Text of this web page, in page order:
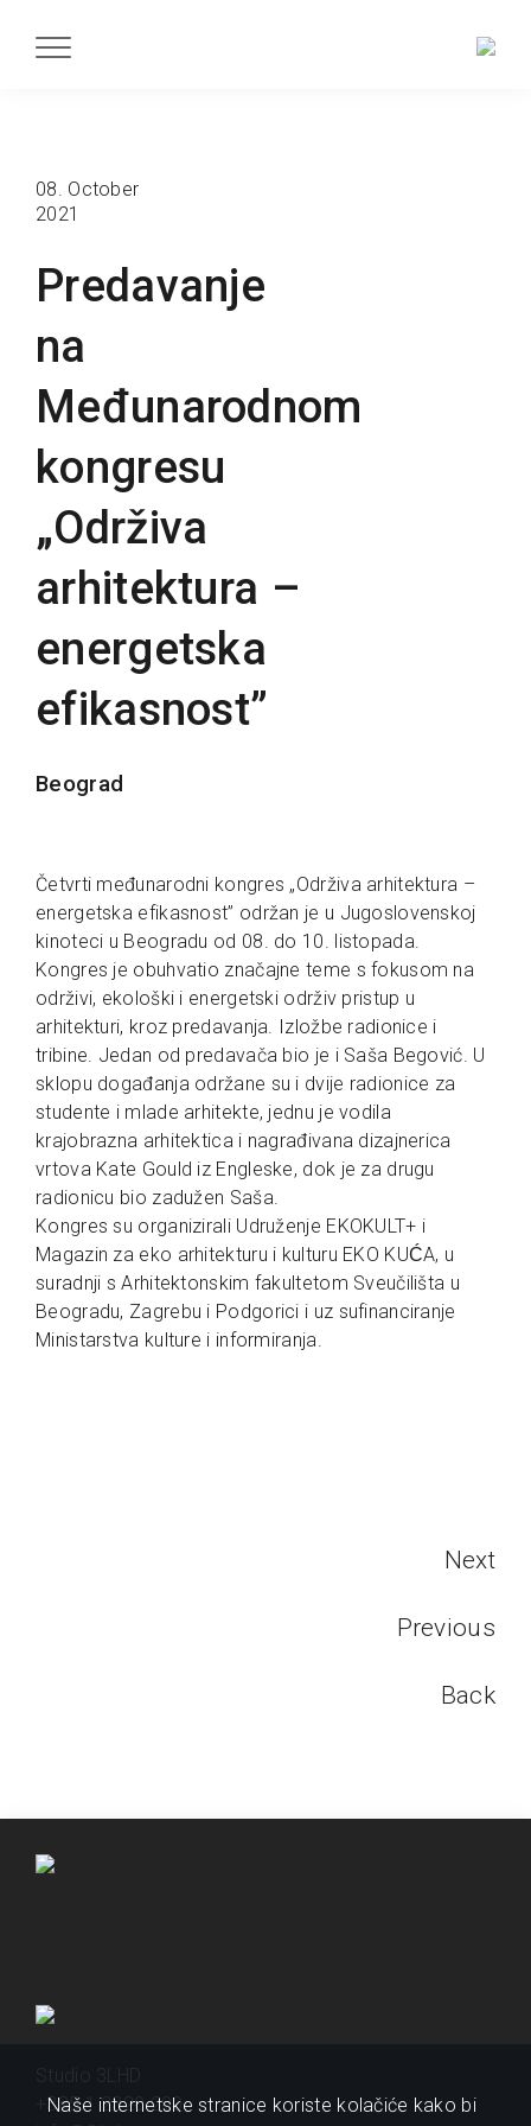
Predavanje
na
Međunarodnom
kongresu
„Održiva
arhitektura –
energetska
efikasnost”
Beograd
08. October
2021
Četvrti međunarodni kongres „Održiva arhitektura –
energetska efikasnost” održan je u Jugoslovenskoj
kinoteci u Beogradu od 08. do 10. listopada.
Kongres je obuhvatio značajne teme s fokusom na
održivi, ekološki i energetski održiv pristup u
arhitekturi, kroz predavanja. Izložbe radionice i
tribine. Jedan od predavača bio je i Saša Begović. U
sklopu događanja održane su i dvije radionice za
studente i mlade arhitekte, jednu je vodila
krajobrazna arhitektica i nagrađivana dizajnerica
vrtova Kate Gould iz Engleske, dok je za drugu
radionicu bio zadužen Saša.
Kongres su organizirali Udruženje EKOKULT+ i
Magazin za eko arhitekturu i kulturu EKO KUĆA, u
suradnji s Arhitektonskim fakultetom Sveučilišta u
Beogradu, Zagrebu i Podgorici i uz sufinanciranje
Ministarstva kulture i informiranja.
Next
Previous
Back
+385 1 2320 200
Naše internetske stranice koriste kolačiće kako bi